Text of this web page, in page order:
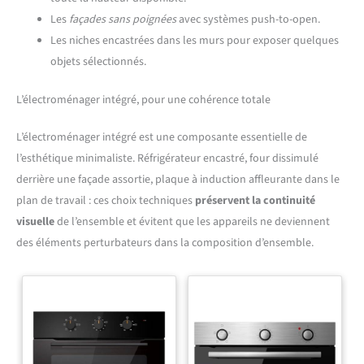
Les façades sans poignéesavec systèmes push-to-open.
Les niches encastrées dans les murs pour exposer quelques
objets sélectionnés.
L’électroménager intégré, pour une cohérence totale
L’électroménager intégré est une composante essentielle de
l’esthétique minimaliste. Réfrigérateur encastré, four dissimulé
derrière une façade assortie, plaque à induction affleurante dans le
plan de travail : ces choix techniques préservent la continuité
visuellede l’ensemble et évitent que les appareils ne deviennent
des éléments perturbateurs dans la composition d’ensemble.